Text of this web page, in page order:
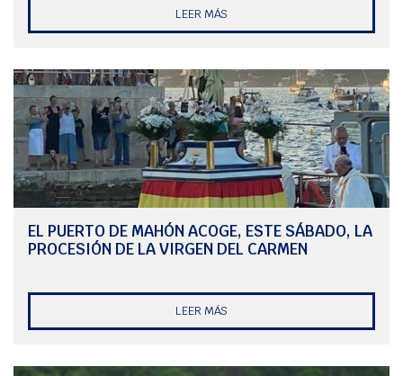
LEER MÁS
EL PUERTO DE MAHÓN ACOGE, ESTE SÁBADO, LA
PROCESIÓN DE LA VIRGEN DEL CARMEN
LEER MÁS